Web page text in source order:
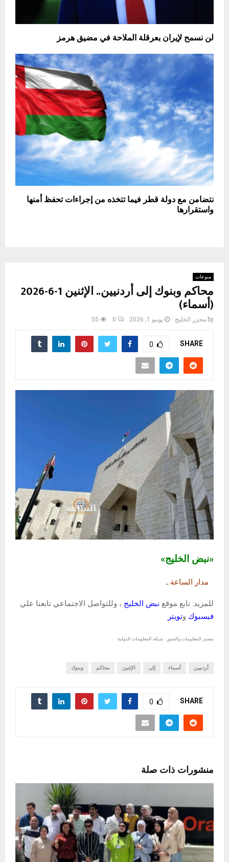
لن نسمح لإيران بعرقلة الملاحة في مضيق هرمز
نتضامن مع دولة قطر فيما تتخذه من إجراءات تحفظ أمنها
واستقرارها
منوعات
محاكم وبنوك إلى أردنيين.. الإثنين 1-6-2026
(أسماء)
by محرر الخليج يونيو 1, 2026 0
55
SHARE
0
«نبض الخليج»
مدار الساعةـ
للمزيد: تابع موقع نبض الخليج ، وللتواصل الاجتماعي تابعنا علي
فيسبوك وتويتر
مصدر المعلومات والصور : شبكة المعلومات الدولية
أردنيين أسماء إلى الإثنين محاكم وبنوك
SHARE
0
منشورات ذات صلة